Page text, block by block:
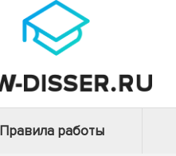
Правила работы